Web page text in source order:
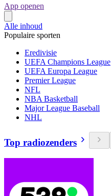
App openen
Alle inhoud
Populaire sporten
Eredivisie
UEFA Champions League
UEFA Europa League
Premier League
NFL
NBA Basketball
Major League Baseball
NHL
Top radiozenders